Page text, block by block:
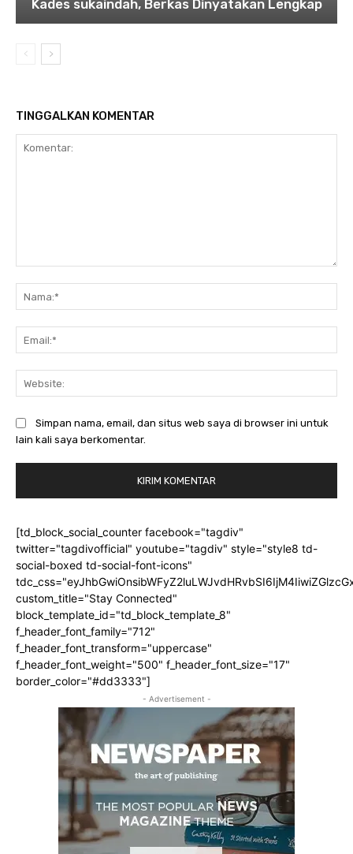
Kades sukaindah, Berkas Dinyatakan Lengkap
TINGGALKAN KOMENTAR
Simpan nama, email, dan situs web saya di browser ini untuk
lain kali saya berkomentar.
[td_block_social_counter facebook="tagdiv"
twitter="tagdivofficial" youtube="tagdiv" style="style8 td-
social-boxed td-social-font-icons"
custom_title="Stay Connected"
block_template_id="td_block_template_8"
f_header_font_family="712"
f_header_font_transform="uppercase"
f_header_font_weight="500" f_header_font_size="17"
border_color="#dd3333"]
- Advertisement -